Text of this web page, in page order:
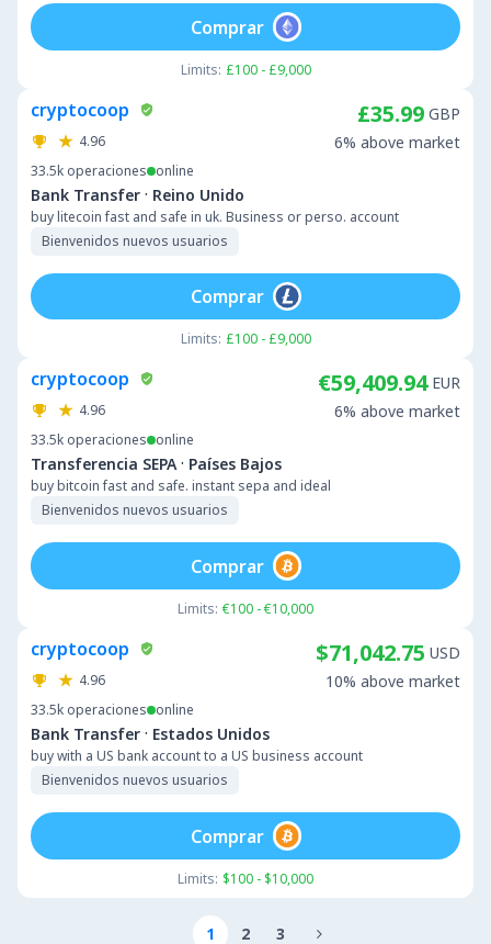
Limits: £100 - £9,000
Comprar
cryptocoop
4.96
33.5k operaciones online
Bank Transfer · Reino Unido
buy litecoin fast and safe in uk. Business or perso. account
Bienvenidos nuevos usuarios
£35.99 GBP
6% above market
Limits: £100 - £9,000
Comprar
cryptocoop
4.96
33.5k operaciones online
Transferencia SEPA · Países Bajos
buy bitcoin fast and safe. instant sepa and ideal
Bienvenidos nuevos usuarios
€59,409.94 EUR
6% above market
Limits: €100 - €10,000
Comprar
cryptocoop
4.96
33.5k operaciones online
Bank Transfer · Estados Unidos
buy with a US bank account to a US business account
Bienvenidos nuevos usuarios
$71,042.75 USD
10% above market
Limits: $100 - $10,000
Comprar
1 2 3 